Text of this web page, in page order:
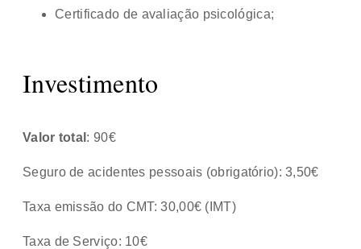
Certificado de avaliação psicológica;
Investimento
Valor total : 90€
Seguro de acidentes pessoais (obrigatório): 3,50€
Taxa emissão do CMT: 30,00€ (IMT)
Taxa de Serviço: 10€